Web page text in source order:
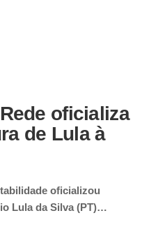
oficializa
de Lula à
oficializou
Lula da Silva (PT)…